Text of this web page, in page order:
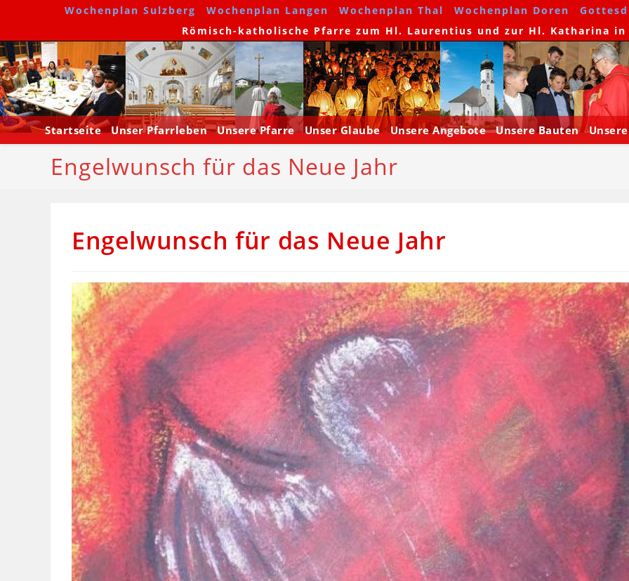
Wochenplan Sulzberg Wochenplan Langen Wochenplan Thal Wochenplan Doren
Römisch-katholische Pfarre zum Hl. Laurentius und zur Hl. Katharina
Startseite Unser Pfarrleben Unsere Pfarre Unser Glaube Unsere Angebote Unsere Bauten
Engelwunsch für das Neue Jahr
Engelwunsch für das Neue Jahr